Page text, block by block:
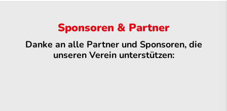
Sponsoren & Partner
Danke an alle Partner und Sponsoren, die
unseren Verein unterstützen: